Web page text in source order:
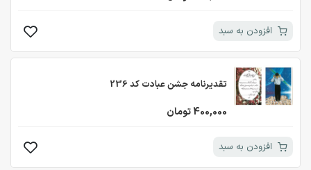
افزودن به سبد
تقدیرنامه جشن عبادت کد 236
400,000 تومان
افزودن به سبد